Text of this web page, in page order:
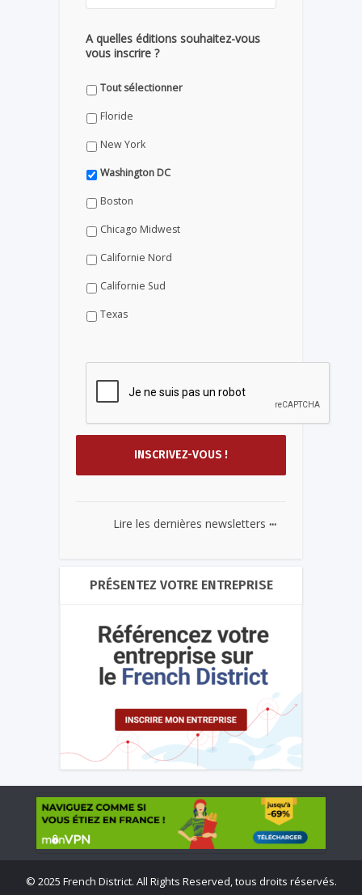
A quelles éditions souhaitez-vous
vous inscrire ?
Tout sélectionner
Floride
New York
Washington DC
Boston
Chicago Midwest
Californie Nord
Californie Sud
Texas
Lire les dernières newsletters ...
PRÉSENTEZ VOTRE ENTREPRISE
© 2025 French District. All Rights Reserved, tous droits réservés.